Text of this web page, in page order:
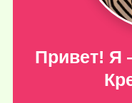
Привет! Я